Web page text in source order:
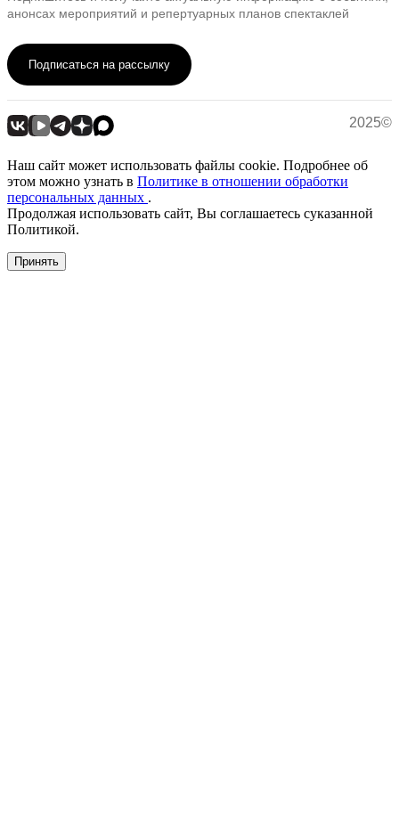
анонсах мероприятий и репертуарных планов спектаклей
Подписаться на рассылку
2025©
Наш сайт может использовать файлы cookie. Подробнее об
этом можно узнать в Политике в отношении обработки
персональных данных .
Продолжая использовать сайт, Вы соглашаетесь суказанной
Политикой.
Принять